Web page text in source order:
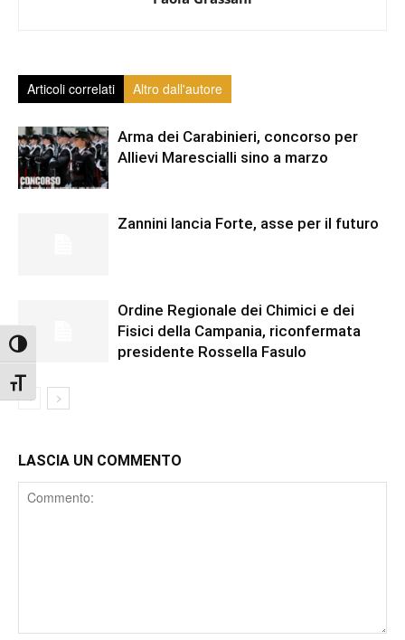
Attiva/disattiva alto contrasto
Attiva/disattiva dimensione testo
Articoli correlati Altro dall'autore
Arma dei Carabinieri, concorso per
Allievi Marescialli sino a marzo
Zannini lancia Forte, asse per il futuro
Ordine Regionale dei Chimici e dei
Fisici della Campania, riconfermata
presidente Rossella Fasulo
LASCIA UN COMMENTO
Comment